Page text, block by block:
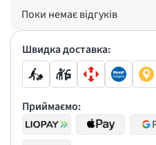
Поки немає відгуків
Швидка доставка:
Приймаємо: